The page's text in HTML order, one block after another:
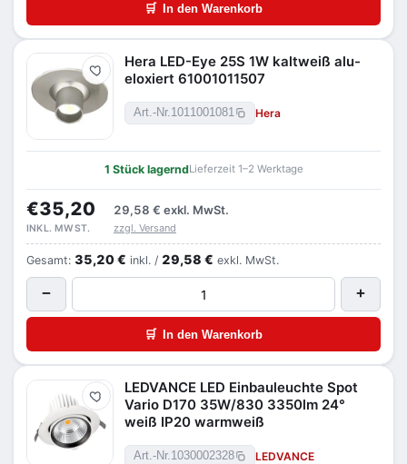
🛒 In den Warenkorb
Merken
Hera LED-Eye 25S 1W kaltweiß alu-
eloxiert 61001011507
Art.-Nr.1011001081 Hera
1 Stück lagerndLieferzeit 1–2 Werktage
€35,20 29,58 € exkl. MwSt.
INKL. MWST. zzgl. Versand
Gesamt: 35,20 € inkl. / 29,58 € exkl. MwSt.
− +
🛒 In den Warenkorb
Merken
LEDVANCE LED Einbauleuchte Spot
Vario D170 35W/830 3350lm 24°
weiß IP20 warmweiß
Art.-Nr.1030002328 LEDVANCE